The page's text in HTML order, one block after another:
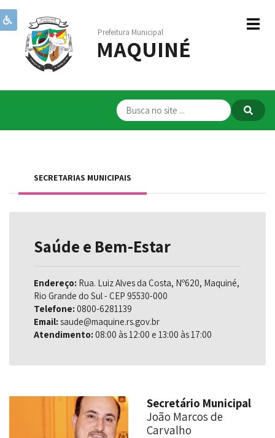
Prefeitura Municipal
MAQUINÉ
Institucional
Governo
ServiçosSECRETARIAS MUNICIPAIS
Saúde e Bem-Estar
Endereço: Rua. Luiz Alves da Costa, Nº620, Maquiné,
Rio Grande do Sul - CEP 95530-000
Telefone: 0800-6281139
Email: saude@maquine.rs.gov.br
Atendimento: 08:00 às 12:00 e 13:00 às 17:00
Secretário Municipal
João Marcos de
Carvalho